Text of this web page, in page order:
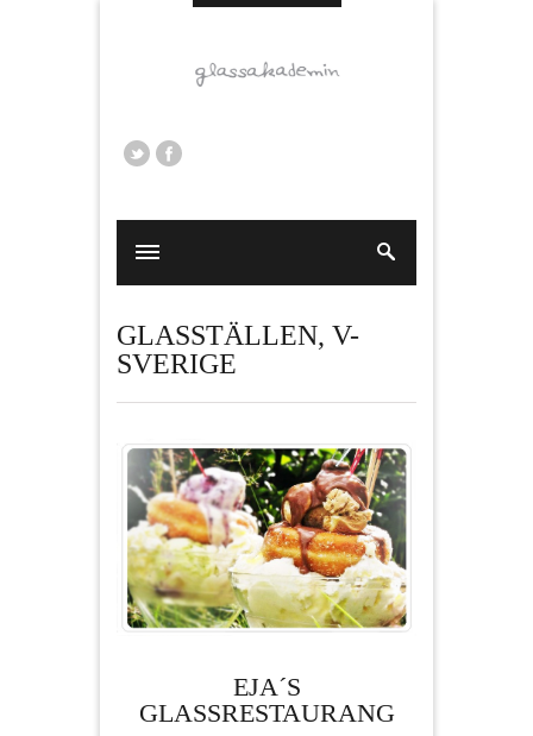
GLASSTÄLLEN, V-
SVERIGE
EJA´S
GLASSRESTAURANG